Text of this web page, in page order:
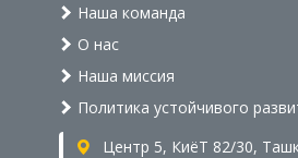
Наша команда
О нас
Наша миссия
Политика устойчивого
Центр 5, КиёТ 82/30,